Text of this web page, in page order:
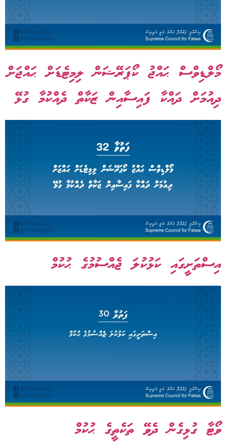
މޯލްޑިވްސް ޙައްޖު ކޯޕަރޭޝަން ލިމިޓެޑަށް ޙައްޖަށް
ދިއުމަށް ދައްކާ ފައިސާއިން ޒަކާތް ދެއްކުމާ ގުޅޭ
އިސްތަށީގައި ކަޅުކުލަ ޖެއްސުމުގެ ޙުކުމް
ވޯޓާ ގުޅިގެން ދެވޭ ތަކެތީގެ ޙުކުމް